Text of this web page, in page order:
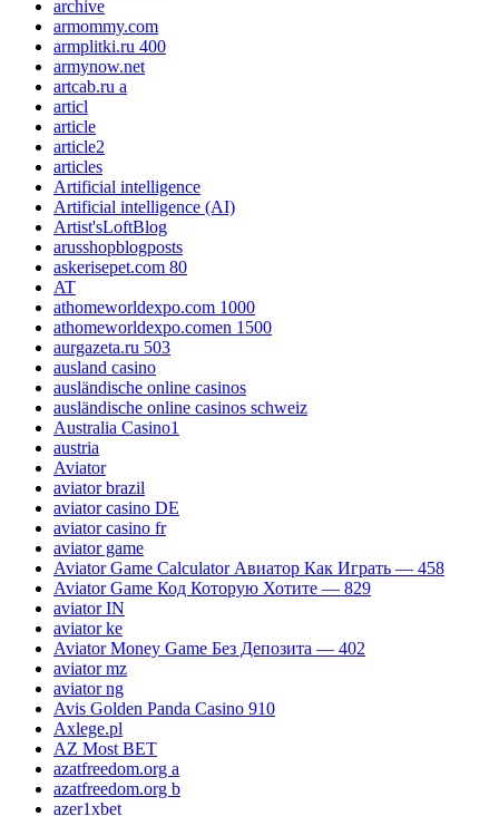
archive
armommy.com
armplitki.ru 400
armynow.net
artcab.ru a
articl
article
article2
articles
Artificial intelligence
Artificial intelligence (AI)
Artist'sLoftBlog
arusshopblogposts
askerisepet.com 80
AT
athomeworldexpo.com 1000
athomeworldexpo.comen 1500
aurgazeta.ru 503
ausland casino
ausländische online casinos
ausländische online casinos schweiz
Australia Casino1
austria
Aviator
aviator brazil
aviator casino DE
aviator casino fr
aviator game
Aviator Game Calculator Авиатор Как Играть — 458
Aviator Game Код Которую Хотите — 829
aviator IN
aviator ke
Aviator Money Game Без Депозита — 402
aviator mz
aviator ng
Avis Golden Panda Casino 910
Axlege.pl
AZ Most BET
azatfreedom.org a
azatfreedom.org b
azer1xbet